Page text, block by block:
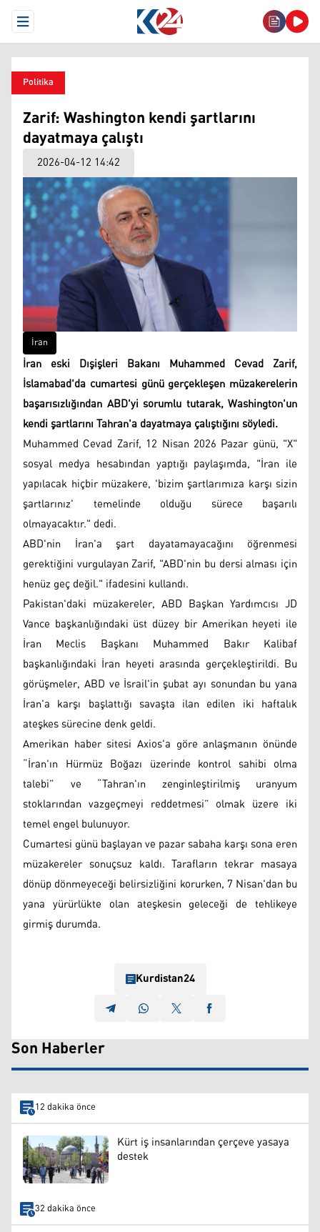
Open Menu
Politika
Zarif: Washington kendi şartlarını
dayatmaya çalıştı
2026-04-12 14:42
İran
İran eski Dışişleri Bakanı Muhammed Cevad Zarif,
İslamabad'da cumartesi günü gerçekleşen müzakerelerin
başarısızlığından ABD'yi sorumlu tutarak, Washington'un
kendi şartlarını Tahran'a dayatmaya çalıştığını söyledi.
Muhammed Cevad Zarif, 12 Nisan 2026 Pazar günü, "X"
sosyal medya hesabından yaptığı paylaşımda, "İran ile
yapılacak hiçbir müzakere, 'bizim şartlarımıza karşı sizin
şartlarınız' temelinde olduğu sürece başarılı
olmayacaktır." dedi.
ABD'nin İran'a şart dayatamayacağını öğrenmesi
gerektiğini vurgulayan Zarif, "ABD'nin bu dersi alması için
henüz geç değil." ifadesini kullandı.
Pakistan'daki müzakereler, ABD Başkan Yardımcısı JD
Vance başkanlığındaki üst düzey bir Amerikan heyeti ile
İran Meclis Başkanı Muhammed Bakır Kalibaf
başkanlığındaki İran heyeti arasında gerçekleştirildi. Bu
görüşmeler, ABD ve İsrail'in şubat ayı sonundan bu yana
İran'a karşı başlattığı savaşta ilan edilen iki haftalık
ateşkes sürecine denk geldi.
Amerikan haber sitesi Axios'a göre anlaşmanın önünde
“İran'ın Hürmüz Boğazı üzerinde kontrol sahibi olma
talebi” ve “Tahran'ın zenginleştirilmiş uranyum
stoklarından vazgeçmeyi reddetmesi” olmak üzere iki
temel engel bulunuyor.
Cumartesi günü başlayan ve pazar sabaha karşı sona eren
müzakereler sonuçsuz kaldı. Tarafların tekrar masaya
dönüp dönmeyeceği belirsizliğini korurken, 7 Nisan'dan bu
yana yürürlükte olan ateşkesin geleceği de tehlikeye
girmiş durumda.
Kurdistan24
Son Haberler
12 dakika önce
Kürt iş insanlarından çerçeve yasaya
destek
32 dakika önce